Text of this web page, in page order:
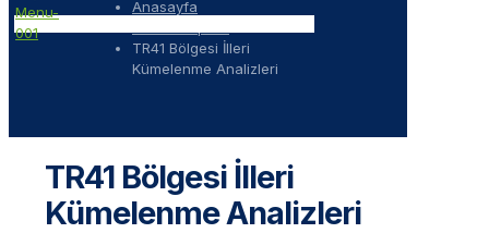
Anasayfa
TR41 Bölgesi İlleri
Kümelenme Analizleri
TR41 Bölgesi İlleri
Kümelenme Analizleri